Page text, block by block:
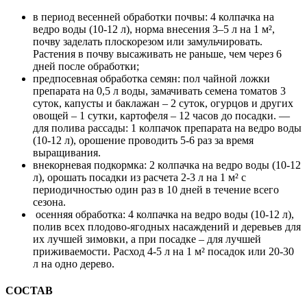
в период весенней обработки почвы: 4 колпачка на
ведро воды (10-12 л), норма внесения 3–5 л на 1 м²,
почву заделать плоскорезом или замульчировать.
Растения в почву высаживать не раньше, чем через 6
дней после обработки;
предпосевная обработка семян: пол чайной ложки
препарата на 0,5 л воды, замачивать семена томатов 3
суток, капусты и баклажан – 2 суток, огурцов и других
овощей – 1 сутки, картофеля – 12 часов до посадки. —
для полива рассады: 1 колпачок препарата на ведро воды
(10-12 л), орошение проводить 5-6 раз за время
выращивания.
внекорневая подкормка: 2 колпачка на ведро воды (10-12
л), орошать посадки из расчета 2-3 л на 1 м² с
периодичностью один раз в 10 дней в течение всего
сезона.
осенняя обработка: 4 колпачка на ведро воды (10-12 л),
полив всех плодово-ягодных насаждений и деревьев для
их лучшей зимовки, а при посадке – для лучшей
приживаемости. Расход 4-5 л на 1 м² посадок или 20-30
л на одно дерево.
СОСТАВ